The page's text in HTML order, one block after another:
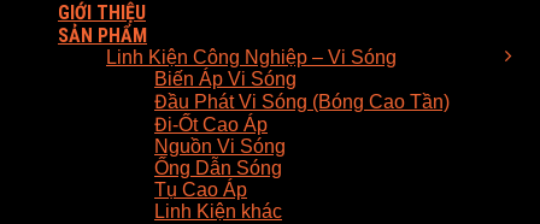
GIỚI THIỆU
SẢN PHẨM
Linh Kiện Công Nghiệp – Vi Sóng
Biến Áp Vi Sóng
Đầu Phát Vi Sóng (Bóng Cao Tần)
Đi-Ốt Cao Áp
Nguồn Vi Sóng
Ống Dẫn Sóng
Tụ Cao Áp
Linh Kiện khác